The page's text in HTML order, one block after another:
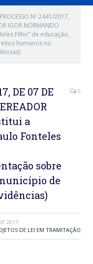
PROCESSO Nº 2441/2017,
IGOR NORMANDO
Filho” de educação,
humanos no
DE 07 DE
a
Fonteles
sobre
de
0
2017
DE LEI EM TRAMITAÇÃO